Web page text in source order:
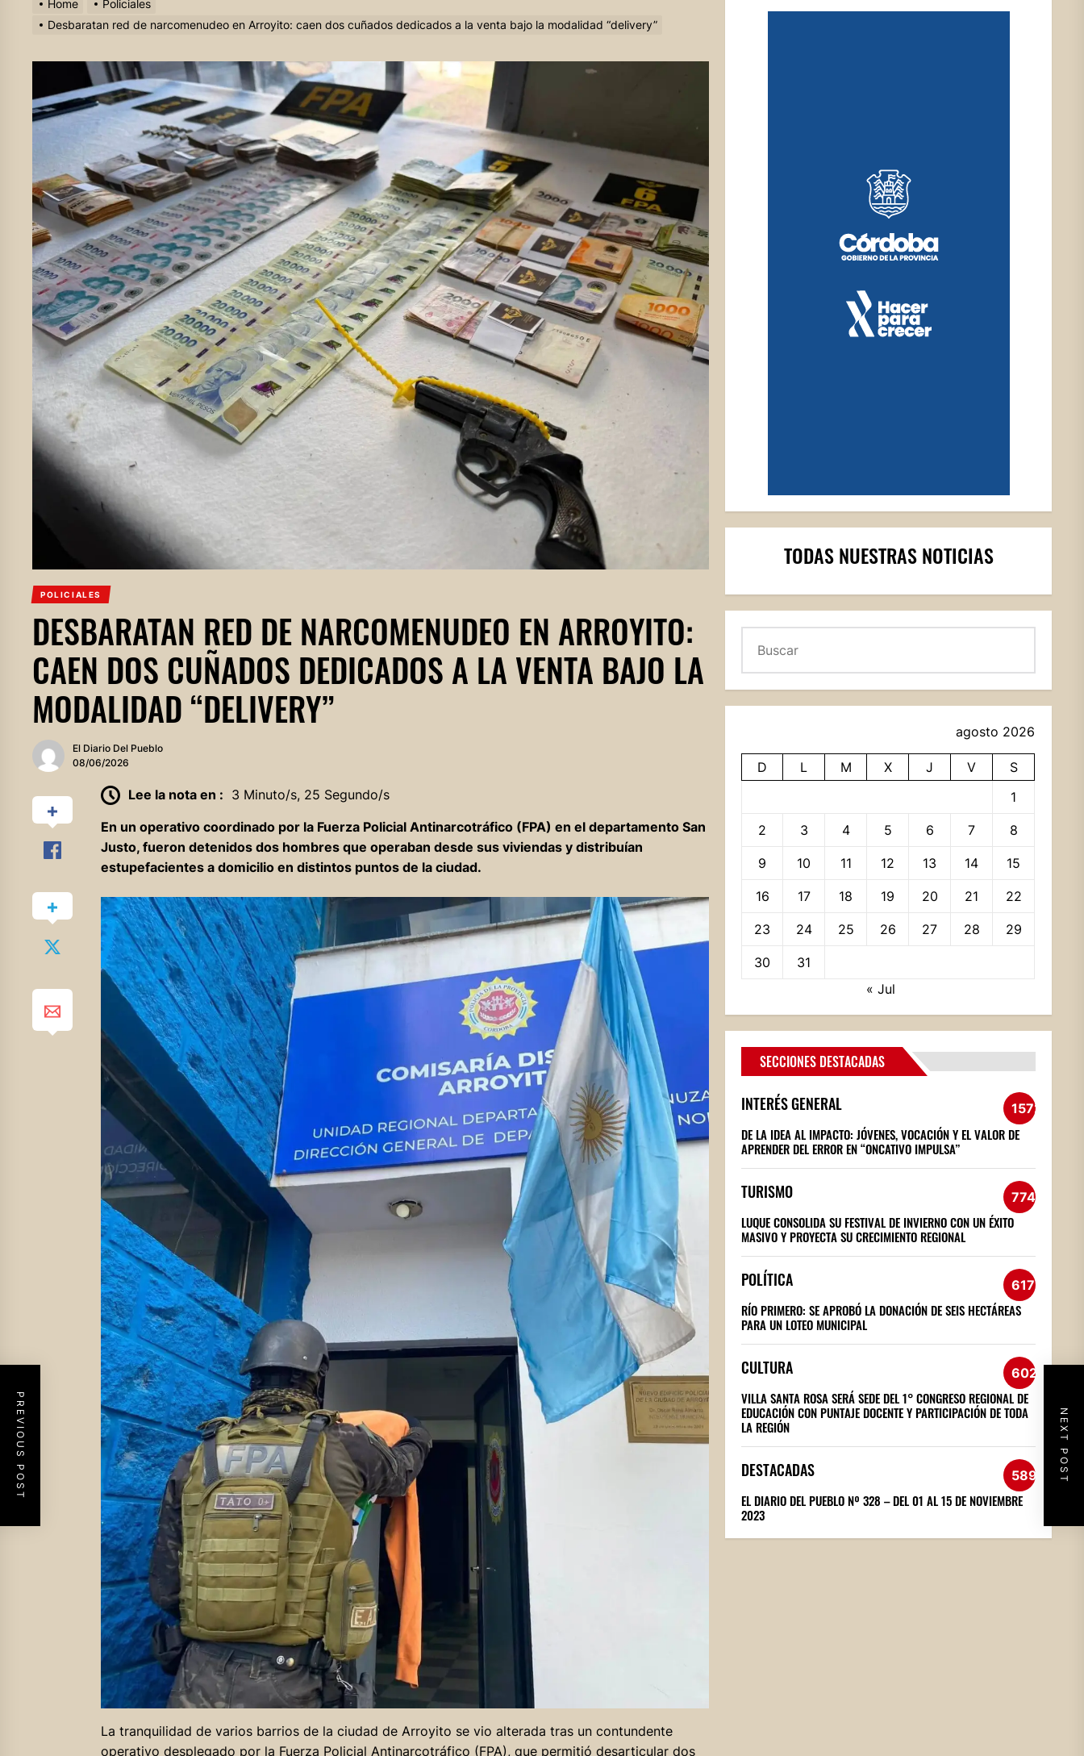
Home
Policiales
Desbaratan red de narcomenudeo en Arroyito: caen dos cuñados dedicados a la venta bajo la modalidad “delivery”
POLICIALES
DESBARATAN RED DE NARCOMENUDEO EN ARROYITO:
CAEN DOS CUÑADOS DEDICADOS A LA VENTA BAJO LA
MODALIDAD “DELIVERY”
El Diario Del Pueblo
08/06/2026
Lee la nota en : 3 Minuto/s, 25 Segundo/s
En un operativo coordinado por la Fuerza Policial Antinarcotráfico (FPA) en el departamento San
Justo, fueron detenidos dos hombres que operaban desde sus viviendas y distribuían
estupefacientes a domicilio en distintos puntos de la ciudad.
La tranquilidad de varios barrios de la ciudad de Arroyito se vio alterada tras un contundente
operativo desplegado por la Fuerza Policial Antinarcotráfico (FPA), que permitió desarticular dos
PREVIOUS POST NEXT POST
TODAS NUESTRAS NOTICIAS
agosto 2026
D L M X J V
S
1
2 3 4 5 6 7 8
9 10 11 12 13 14 15
16 17 18 19 20 21 22
23 24 25 26 27 28 29
30
31
« Jul
SECCIONES DESTACADAS
INTERÉS GENERAL 1572
DE LA IDEA AL IMPACTO: JÓVENES, VOCACIÓN Y EL VALOR DE
APRENDER DEL ERROR EN “ONCATIVO IMPULSA”
TURISMO 774
LUQUE CONSOLIDA SU FESTIVAL DE INVIERNO CON UN ÉXITO
MASIVO Y PROYECTA SU CRECIMIENTO REGIONAL
POLÍTICA 617
RÍO PRIMERO: SE APROBÓ LA DONACIÓN DE SEIS HECTÁREAS
PARA UN LOTEO MUNICIPAL
CULTURA 602
VILLA SANTA ROSA SERÁ SEDE DEL 1° CONGRESO REGIONAL DE
EDUCACIÓN CON PUNTAJE DOCENTE Y PARTICIPACIÓN DE TODA
LA REGIÓN
DESTACADAS 589
EL DIARIO DEL PUEBLO Nº 328 – DEL 01 AL 15 DE NOVIEMBRE
2023